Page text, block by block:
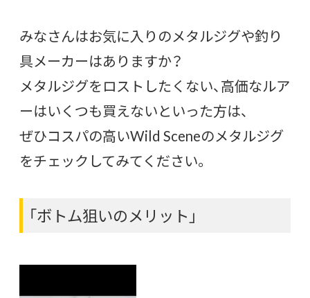
みなさんはお気に入りのメタルジグや釣り
具メーカーはありますか？
メタルジグをロストしたくない、高価なルア
ーはいくつも買えないといった方は、
ぜひコスパの高いWild Sceneのメタルジグ
をチェックしてみてください。
「ボトム狙いのメリット」